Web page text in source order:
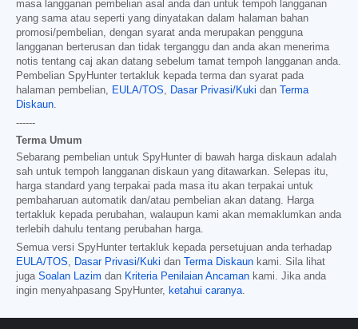
masa langganan pembelian asal anda dan untuk tempoh langganan
yang sama atau seperti yang dinyatakan dalam halaman bahan
promosi/pembelian, dengan syarat anda merupakan pengguna
langganan berterusan dan tidak terganggu dan anda akan menerima
notis tentang caj akan datang sebelum tamat tempoh langganan anda.
Pembelian SpyHunter tertakluk kepada terma dan syarat pada
halaman pembelian, EULA/TOS, Dasar Privasi/Kuki dan
Terma
Diskaun.
------
Terma Umum
Sebarang pembelian untuk SpyHunter di bawah harga diskaun adalah
sah untuk tempoh langganan diskaun yang ditawarkan. Selepas itu,
harga standard yang terpakai pada masa itu akan terpakai untuk
pembaharuan automatik dan/atau pembelian akan datang. Harga
tertakluk kepada perubahan, walaupun kami akan memaklumkan anda
terlebih dahulu tentang perubahan harga.
Semua versi SpyHunter tertakluk kepada persetujuan anda terhadap
EULA/TOS, Dasar Privasi/Kuki dan Terma Diskaun kami. Sila lihat
juga Soalan Lazim dan Kriteria Penilaian Ancaman kami. Jika anda
ingin menyahpasang SpyHunter, ketahui caranya.